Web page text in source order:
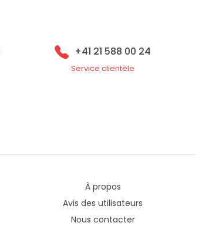
+41 21 588 00 24
Service clientèle
À propos
Avis des utilisateurs
Nous contacter